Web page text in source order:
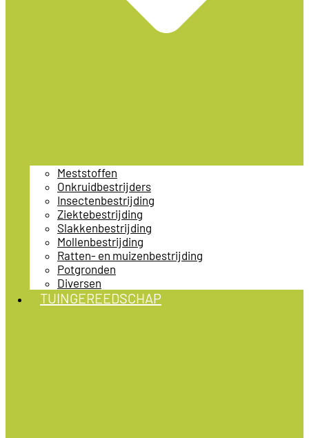
Meststoffen
Onkruidbestrijders
Insectenbestrijding
Ziektebestrijding
Slakkenbestrijding
Mollenbestrijding
Ratten- en muizenbestrijding
Potgronden
Diversen
TUINGEREEDSCHAP